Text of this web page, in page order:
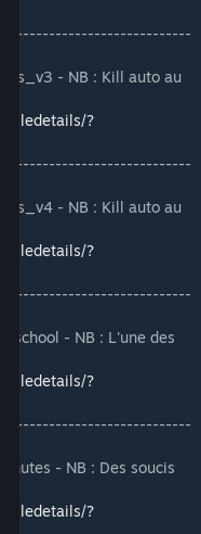
- NB : Kill auto au
filedetails/?
- NB : Kill auto au
filedetails/?
- NB : L'une des
filedetails/?
- NB : Des soucis
filedetails/?